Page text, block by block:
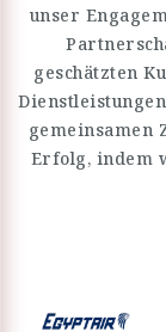
unser
geschätzten
gemeinsamen
Erfolg, indem